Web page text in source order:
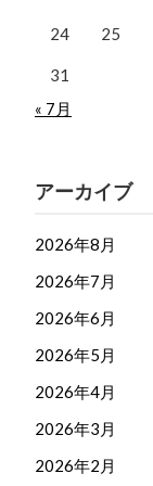
24 25
31
« 7月
アーカイブ
2026年8月
2026年7月
2026年6月
2026年5月
2026年4月
2026年3月
2026年2月